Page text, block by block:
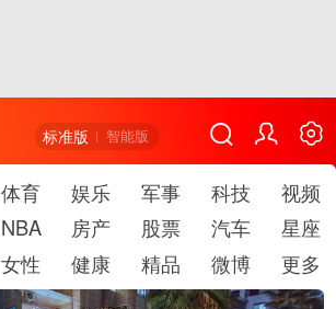
标准版 智能版
体育 娱乐 军事 科技
视频
NBA 房产 股票 汽车
星座
女性 健康 精品 微博 更多